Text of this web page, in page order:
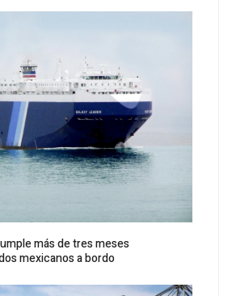
más de tres meses
mexicanos a bordo